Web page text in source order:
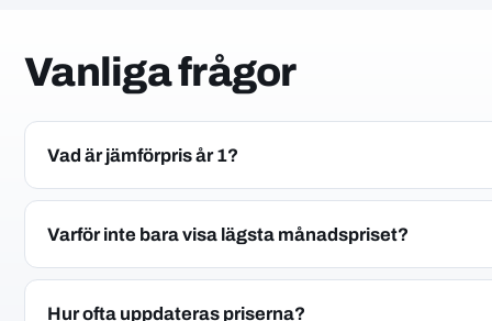
Vanliga frågor
Vad är jämförpris år 1?
Jämförpris år 1 är snittkostnaden per månad under ditt
ordinarie pris och startavgift räknas ihop och delas på tolv
Varför inte bara visa lägsta månadspriset?
Lägsta månadspriset gäller ofta bara några månader
betalar över ett helt år. Jämförpris år 1 ger en mer ärlig
Hur ofta uppdateras priserna?